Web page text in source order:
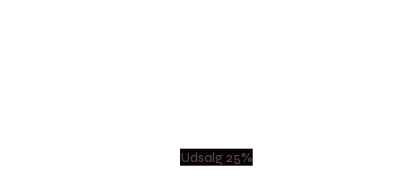
Udsalg 25%